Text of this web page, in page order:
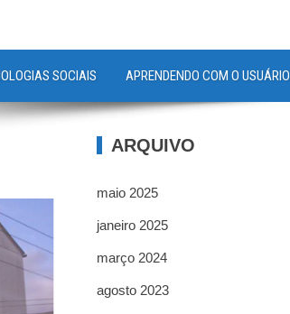
SOCIAIS APRENDENDO COM O USUÁRIO
ARQUIVO
maio 2025
janeiro 2025
março 2024
agosto 2023